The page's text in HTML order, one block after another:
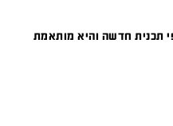
תכנית חדשה והיא מותאמת